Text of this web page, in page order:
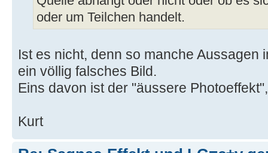
oder um Teilchen handelt.
Ist es nicht, denn so manche Aussagen
ein völlig falsches Bild.
Eins davon ist der "äussere
Kurt